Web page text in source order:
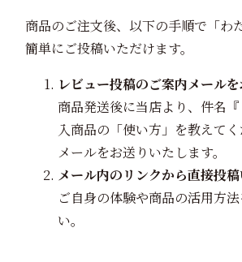
商品のご注文後、以下の手順で「わ
簡単にご投稿いただけます。
レビュー投稿のご案内メール
商品発送後に当店より、件名
入商品の「使い方」を教えて
メールをお送りいたします。
メール内のリンクから直接投
ご自身の体験や商品の活用方
い。